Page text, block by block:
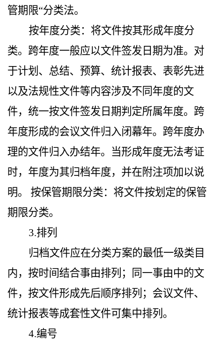
管期限“分类法。
按年度分类：将文件按其形成年度分
类。跨年度一般应以文件签发日期为准。对
于计划、总结、预算、统计报表、表彰先进
以及法规性文件等内容涉及不同年度的文
件，统一按文件签发日期判定所属年度。跨
年度形成的会议文件归入闭幕年。跨年度办
理的文件归入办结年。当形成年度无法考证
时，年度为其归档年度，并在附注项加以说
明。 按保管期限分类：将文件按划定的保管
期限分类。
3.排列
归档文件应在分类方案的最低一级类目
内，按时间结合事由排列；同一事由中的文
件，按文件形成先后顺序排列；会议文件、
统计报表等成套性文件可集中排列。
4.编号